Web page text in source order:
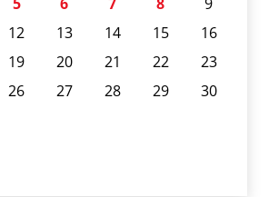
5 6 7 8
9
12 13 14 15
16
19 20 21 22
23
26 27 28 29
30